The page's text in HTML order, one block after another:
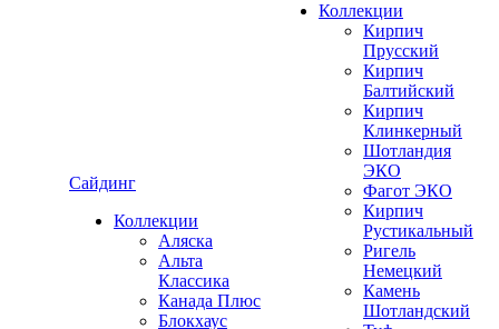
Сайдинг
Коллекции
Аляска
Альта
Классика
Канада Плюс
Блокхаус
Коллекции
Кирпич
Прусский
Кирпич
Балтийский
Кирпич
Клинкерный
Шотландия
ЭКО
Фагот ЭКО
Кирпич
Рустикальный
Ригель
Немецкий
Камень
Шотландский